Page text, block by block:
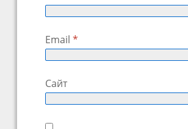
Email*
Сайт